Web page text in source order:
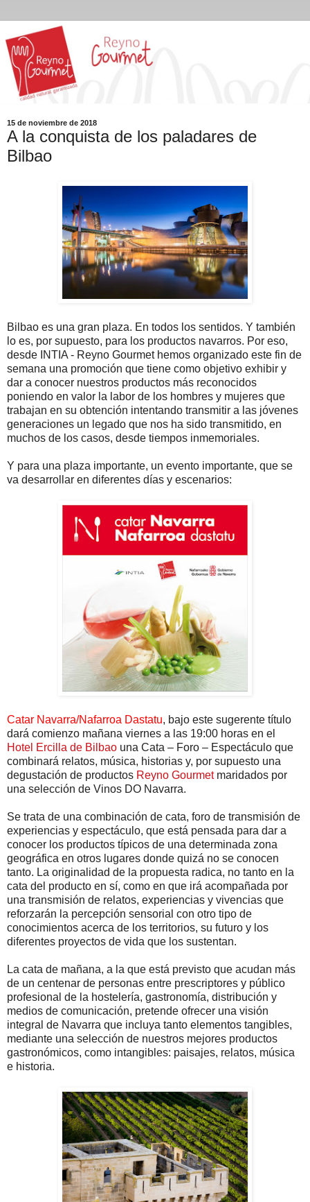
15 de noviembre de 2018
A la conquista de los paladares de
Bilbao
Bilbao es una gran plaza. En todos los sentidos. Y también
lo es, por supuesto, para los productos navarros. Por eso,
desde INTIA - Reyno Gourmet hemos organizado este fin de
semana una promoción que tiene como objetivo exhibir y
dar a conocer nuestros productos más reconocidos
poniendo en valor la labor de los hombres y mujeres que
trabajan en su obtención intentando transmitir a las jóvenes
generaciones un legado que nos ha sido transmitido, en
muchos de los casos, desde tiempos inmemoriales.
Y para una plaza importante, un evento importante, que se
va desarrollar en diferentes días y escenarios:
Catar Navarra/Nafarroa Dastatu, bajo este sugerente título
dará comienzo mañana viernes a las 19:00 horas en el
Hotel Ercilla de Bilbao una Cata – Foro – Espectáculo que
combinará relatos, música, historias y, por supuesto una
degustación de productos Reyno Gourmetmaridados por
una selección de Vinos DO Navarra.
Se trata de una combinación de cata, foro de transmisión de
experiencias y espectáculo, que está pensada para dar a
conocer los productos típicos de una determinada zona
geográfica en otros lugares donde quizá no se conocen
tanto. La originalidad de la propuesta radica, no tanto en la
cata del producto en sí, como en que irá acompañada por
una transmisión de relatos, experiencias y vivencias que
reforzarán la percepción sensorial con otro tipo de
conocimientos acerca de los territorios, su futuro y los
diferentes proyectos de vida que los sustentan.
La cata de mañana, a la que está previsto que acudan más
de un centenar de personas entre prescriptores y público
profesional de la hostelería, gastronomía, distribución y
medios de comunicación, pretende ofrecer una visión
integral de Navarra que incluya tanto elementos tangibles,
mediante una selección de nuestros mejores productos
gastronómicos, como intangibles: paisajes, relatos, música
e historia.